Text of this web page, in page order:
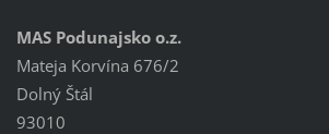
MAS Podunajsko o.z.
Mateja Korvína 676/2
Dolný Štál
93010